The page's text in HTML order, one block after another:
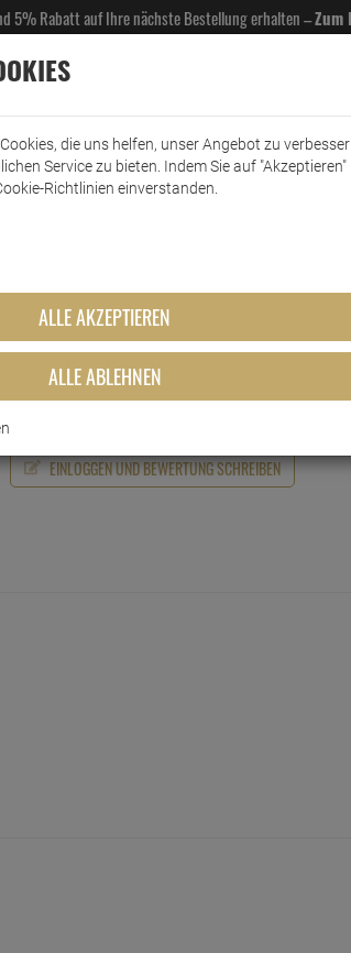
5% Rabatt auf Ihre nächste Bestellung erhalten –Zum
DROGERIE KÜCHE & HAUSHALT KFZ
Bewertungen
EINLOGGEN UND BEWERTUNG SCHREIBEN
die uns helfen, unser Angebot zu
Service zu bieten. Indem Sie auf "Akzeptieren"
Richtlinien einverstanden.
ALLE AKZEPTIEREN
ALLE ABLEHNEN